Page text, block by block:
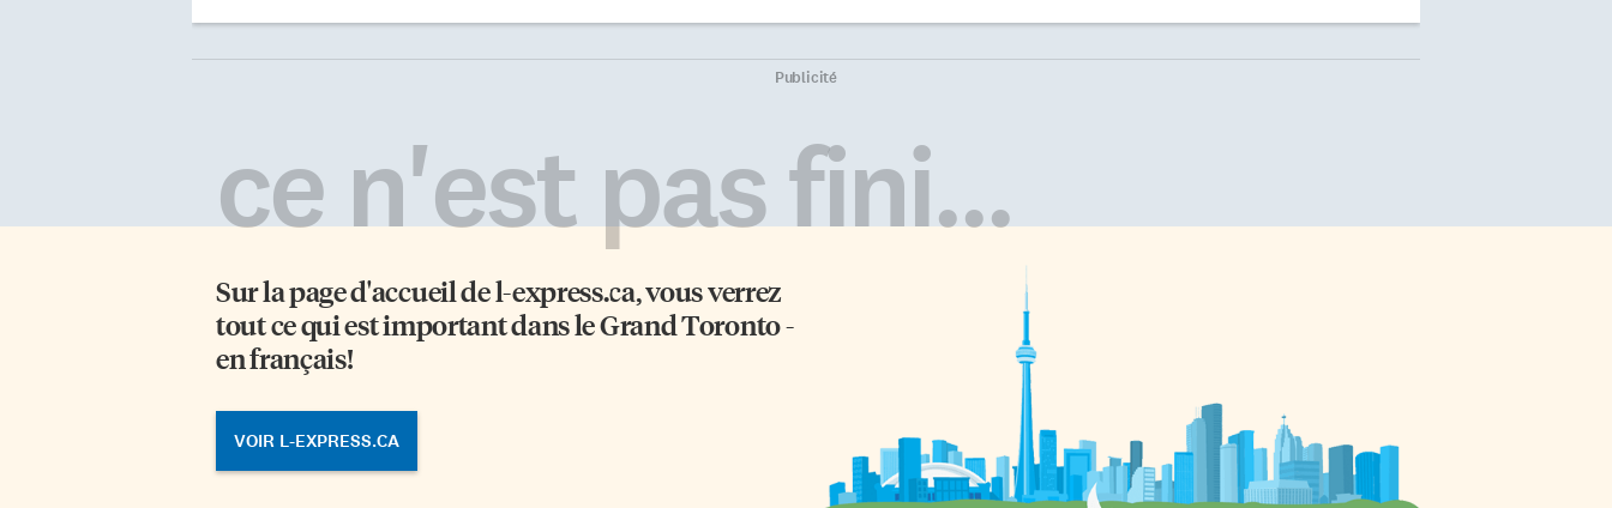
du chenil Akkada de Glenwood, au
que la température est descendue
jusqu’à -46 degrés, le musher du
Restigouche s’est gelé le visage à
un point tel qu’à son arrivée au
Publicité
ce n'est pas fini...
Sur la page d'accueil del-express.ca, vous verrez
tout ce qui est important dans le Grand Toronto -
en français!
VOIR L-EXPRESS.CA